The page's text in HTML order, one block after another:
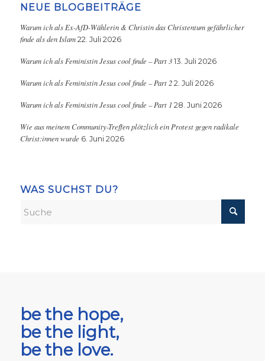
NEUE BLOGBEITRÄGE
Warum ich als Ex-AfD-Wählerin & Christin das Christentum gefährlicher
finde als den Islam 22. Juli 2026
Warum ich als Feministin Jesus cool finde – Part 3 13. Juli 2026
Warum ich als Feministin Jesus cool finde – Part 2 2. Juli 2026
Warum ich als Feministin Jesus cool finde – Part 1 28. Juni 2026
Wie aus meinem Community-Treffen plötzlich ein Protest gegen radikale
Christ:innen wurde 6. Juni 2026
WAS SUCHST DU?
be the hope,
be the light,
be the love.